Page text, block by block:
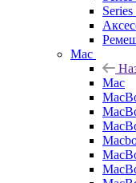
Series
Mac
Mac